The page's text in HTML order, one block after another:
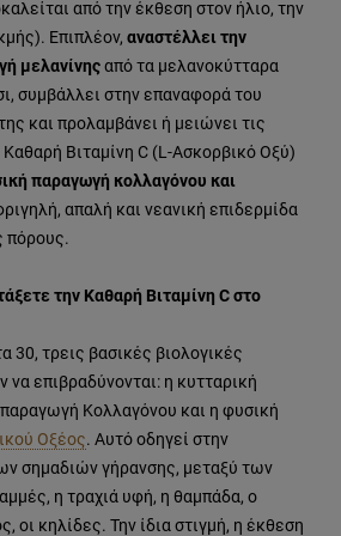
από την έκθεση στον ήλιο, την
Επιπλέον, αναστέλλει την
μελανίνηςαπό τα μελανοκύτταρα
συμβάλλει στην επαναφορά του
και προλαμβάνει ή μειώνει τις
Καθαρή Βιταμίνη C (L-Ασκορβικό Οξύ)
παραγωγή κολλαγόνου και
απαλή και νεανική επιδερμίδα
πόρους.
την Καθαρή Βιταμίνη C στο
30, τρεις βασικές βιολογικές
να επιβραδύνονται: η κυτταρική
Κολλαγόνου και η φυσική
Οξέος. Αυτό οδηγεί στην
σημαδιών γήρανσης, μεταξύ των
η τραχιά υφή, η θαμπάδα, ο
οι κηλίδες. Την ίδια στιγμή, η έκθεση